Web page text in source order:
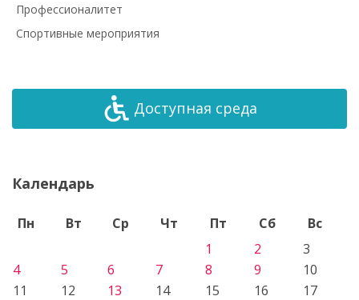
Профессионалитет
Спортивные мероприятия
Доступная среда
Календарь
Пн Вт Ср Чт Пт Сб
Вс
1
2
3
4
5 6 7 8 9
10
11
12 13 14 15 16
17